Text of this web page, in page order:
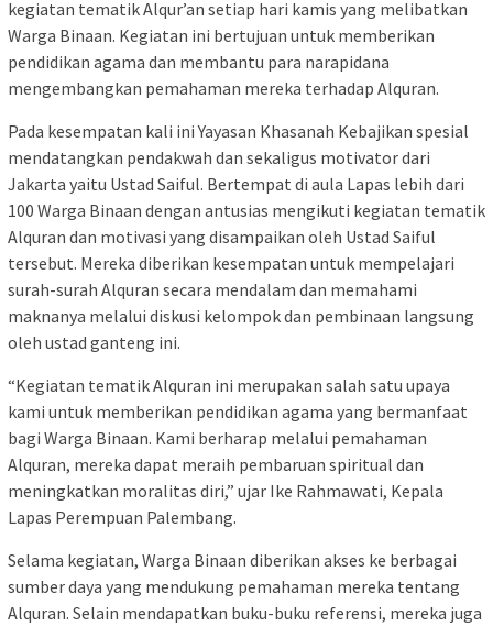
kegiatan tematik Alqur’an setiap hari kamis yang melibatkan
Warga Binaan. Kegiatan ini bertujuan untuk memberikan
pendidikan agama dan membantu para narapidana
mengembangkan pemahaman mereka terhadap Alquran.
Pada kesempatan kali ini Yayasan Khasanah Kebajikan spesial
mendatangkan pendakwah dan sekaligus motivator dari
Jakarta yaitu Ustad Saiful. Bertempat di aula Lapas lebih dari
100 Warga Binaan dengan antusias mengikuti kegiatan tematik
Alquran dan motivasi yang disampaikan oleh Ustad Saiful
tersebut. Mereka diberikan kesempatan untuk mempelajari
surah-surah Alquran secara mendalam dan memahami
maknanya melalui diskusi kelompok dan pembinaan langsung
oleh ustad ganteng ini.
“Kegiatan tematik Alquran ini merupakan salah satu upaya
kami untuk memberikan pendidikan agama yang bermanfaat
bagi Warga Binaan. Kami berharap melalui pemahaman
Alquran, mereka dapat meraih pembaruan spiritual dan
meningkatkan moralitas diri,” ujar Ike Rahmawati, Kepala
Lapas Perempuan Palembang.
Selama kegiatan, Warga Binaan diberikan akses ke berbagai
sumber daya yang mendukung pemahaman mereka tentang
Alquran. Selain mendapatkan buku-buku referensi, mereka juga